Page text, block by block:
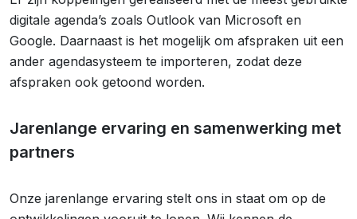
digitale agenda’s zoals Outlook van Microsoft en
Google. Daarnaast is het mogelijk om afspraken uit een
ander agendasysteem te importeren, zodat deze
afspraken ook getoond worden.
Jarenlange ervaring en samenwerking met
partners
Onze jarenlange ervaring stelt ons in staat om op de